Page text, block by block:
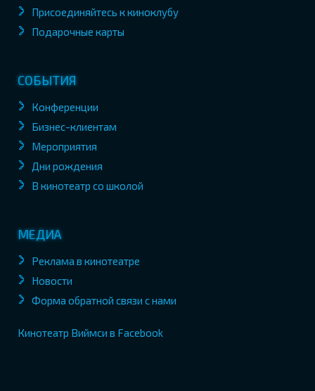
Присоединяйтесь к киноклубу
Подарочные карты
СОБЫТИЯ
Конференции
Бизнес-клиентам
Мероприятия
Дни рождения
В кинотеатр со школой
МЕДИА
Реклама в кинотеатре
Новости
Форма обратной связи с нами
Кинотеатр Виймси в Facebook